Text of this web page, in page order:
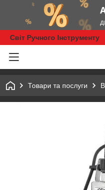
Світ Ручного Інструменту
Товари та послуги